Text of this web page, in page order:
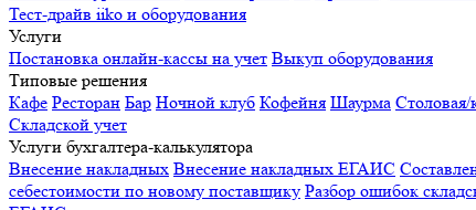
Тест-драйв iiko и оборудования
Услуги
Постановка онлайн-кассы на учет Выкуп оборудования
Типовые решения
Кафе Ресторан Бар Ночной клуб Кофейня Шаурма Столовая/
Складской учет
Услуги бухгалтера-калькулятора
Внесение накладных Внесение накладных ЕГАИС
себестоимости по новому поставщику Разбор ошибок